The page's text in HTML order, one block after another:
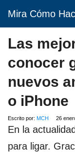
Mira Cómo
Las
conocer
nuevos
o iPhone
Escrito por: MCH 26
En la
para ligar.